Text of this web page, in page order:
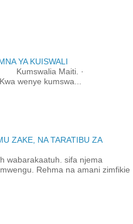
YA KUISWALI
Maiti. ·
wenye kumswa...
ZAKE, NA TARATIBU ZA
wabarakaatuh. sifa njema
Rehma na amani zimfikie